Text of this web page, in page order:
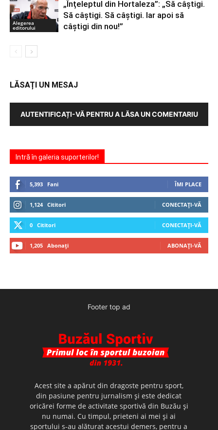
Alegerea
editorului
„Înțeleptul din Hortaleza”: „Să câștigi.
Să câștigi. Să câștigi. Iar apoi să
câștigi din nou!”
LĂSAȚI UN MESAJ
AUTENTIFICAȚI-VĂ PENTRU A LĂSA UN COMENTARIU
Intră în galeria suporterilor!
5,393 Fani ÎMI PLACE
1,124 Cititori CONECTAȚI-VĂ
0 Cititori CONECTAȚI-VĂ
1,205 Abonați ABONAȚI-VĂ
Footer top ad
Acest site a apărut din dragoste pentru sport,
din pasiune pentru jurnalism şi este dedicat
oricărei forme de activitate sportivă din Buzău şi
nu numai. Cu timpul, prieteni ai mei şi ai
sportului s-au alăturat acestui demers, pentru a